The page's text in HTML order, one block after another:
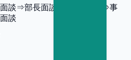
談⇒部長面談⇒BU長面談⇒事
談